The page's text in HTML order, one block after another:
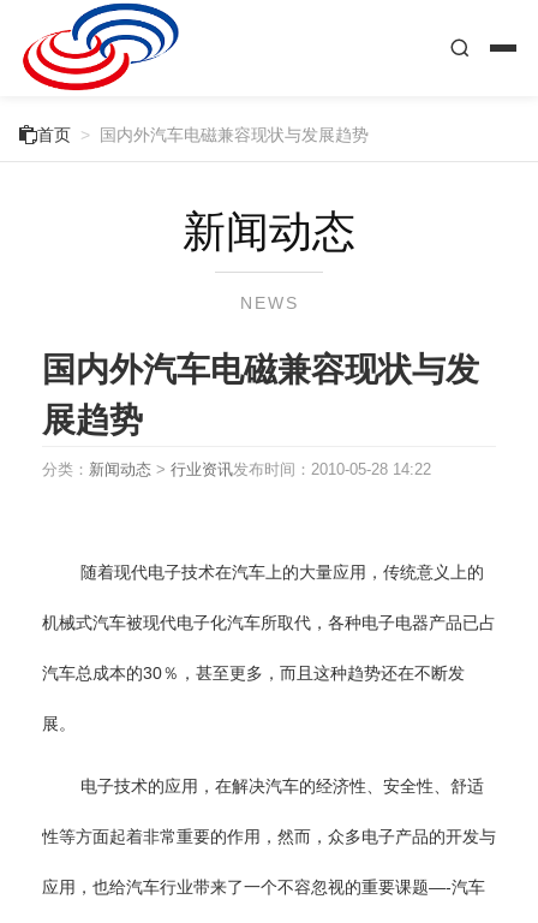
首页 > 国内外汽车电磁兼容现状与发展趋势
新闻动态
NEWS
国内外汽车电磁兼容现状与发
展趋势
分类： 新闻动态 > 行业资讯发布时间： 2010-05-28 14:22
随着现代电子技术在汽车上的大量应用，传统意义上的
机械式汽车被现代电子化汽车所取代，各种电子电器产品已占
汽车总成本的30％，甚至更多，而且这种趋势还在不断发
展。
电子技术的应用，在解决汽车的经济性、安全性、舒适
性等方面起着非常重要的作用，然而，众多电子产品的开发与
应用，也给汽车行业带来了一个不容忽视的重要课题—-汽车